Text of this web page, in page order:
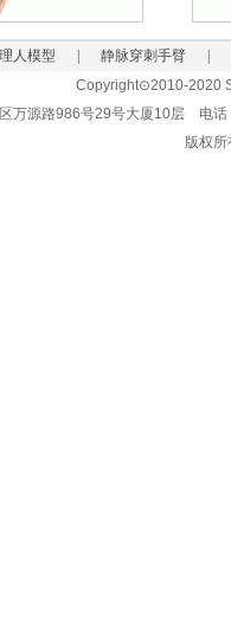
人模型 静脉穿刺手臂
Copyright⊙2010-2020
区万源路986号29号大厦10层 电
版权